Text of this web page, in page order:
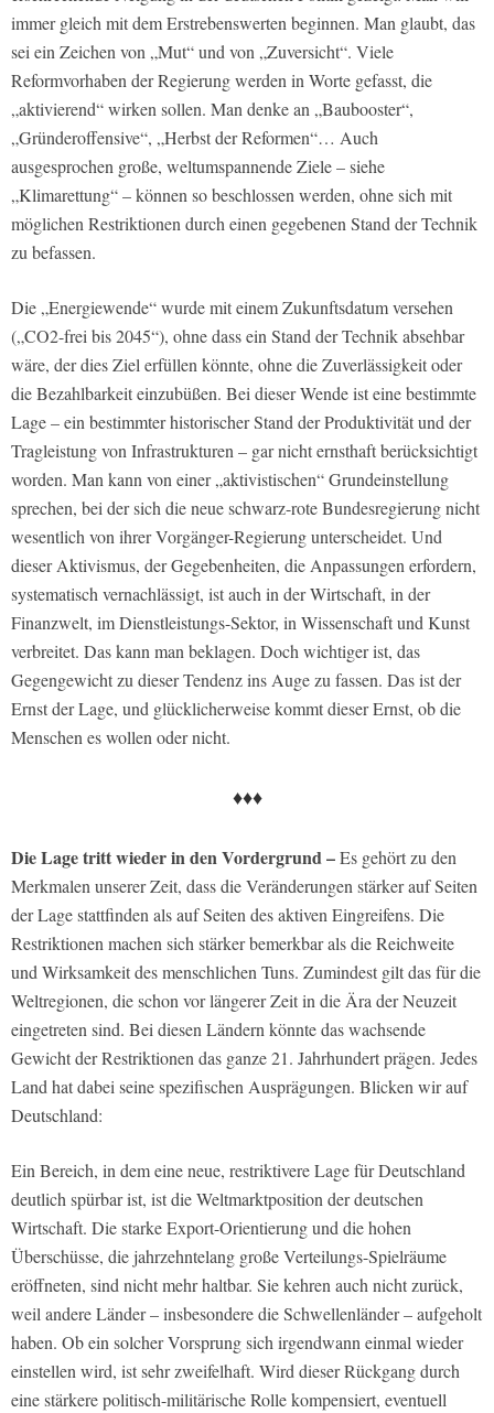
immer gleich mit dem Erstrebenswerten beginnen. Man glaubt, das
sei ein Zeichen von „Mut“ und von „Zuversicht“. Viele
Reformvorhaben der Regierung werden in Worte gefasst, die
„aktivierend“ wirken sollen. Man denke an „Baubooster“,
„Gründeroffensive“, „Herbst der Reformen“… Auch
ausgesprochen große, weltumspannende Ziele – siehe
„Klimarettung“ – können so beschlossen werden, ohne sich mit
möglichen Restriktionen durch einen gegebenen Stand der Technik
zu befassen.
Die „Energiewende“ wurde mit einem Zukunftsdatum versehen
(„CO2-frei bis 2045“), ohne dass ein Stand der Technik absehbar
wäre, der dies Ziel erfüllen könnte, ohne die Zuverlässigkeit oder
die Bezahlbarkeit einzubüßen. Bei dieser Wende ist eine bestimmte
Lage – ein bestimmter historischer Stand der Produktivität und der
Tragleistung von Infrastrukturen – gar nicht ernsthaft berücksichtigt
worden. Man kann von einer „aktivistischen“ Grundeinstellung
sprechen, bei der sich die neue schwarz-rote Bundesregierung nicht
wesentlich von ihrer Vorgänger-Regierung unterscheidet. Und
dieser Aktivismus, der Gegebenheiten, die Anpassungen erfordern,
systematisch vernachlässigt, ist auch in der Wirtschaft, in der
Finanzwelt, im Dienstleistungs-Sektor, in Wissenschaft und Kunst
verbreitet. Das kann man beklagen. Doch wichtiger ist, das
Gegengewicht zu dieser Tendenz ins Auge zu fassen. Das ist der
Ernst der Lage, und glücklicherweise kommt dieser Ernst, ob die
Menschen es wollen oder nicht.
♦♦♦
Die Lage tritt wieder in den Vordergrund –Es gehört zu den
Merkmalen unserer Zeit, dass die Veränderungen stärker auf Seiten
der Lage stattfinden als auf Seiten des aktiven Eingreifens. Die
Restriktionen machen sich stärker bemerkbar als die Reichweite
und Wirksamkeit des menschlichen Tuns. Zumindest gilt das für die
Weltregionen, die schon vor längerer Zeit in die Ära der Neuzeit
eingetreten sind. Bei diesen Ländern könnte das wachsende
Gewicht der Restriktionen das ganze 21. Jahrhundert prägen. Jedes
Land hat dabei seine spezifischen Ausprägungen. Blicken wir auf
Deutschland:
Ein Bereich, in dem eine neue, restriktivere Lage für Deutschland
deutlich spürbar ist, ist die Weltmarktposition der deutschen
Wirtschaft. Die starke Export-Orientierung und die hohen
Überschüsse, die jahrzehntelang große Verteilungs-Spielräume
eröffneten, sind nicht mehr haltbar. Sie kehren auch nicht zurück,
weil andere Länder – insbesondere die Schwellenländer – aufgeholt
haben. Ob ein solcher Vorsprung sich irgendwann einmal wieder
einstellen wird, ist sehr zweifelhaft. Wird dieser Rückgang durch
eine stärkere politisch-militärische Rolle kompensiert, eventuell